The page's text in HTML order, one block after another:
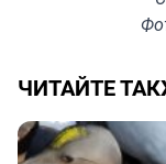
ЧИТАЙТЕ